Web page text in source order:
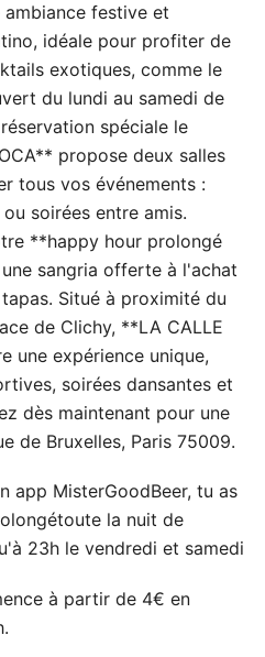
ambiance festive et
idéale pour profiter de
exotiques, comme le
du lundi au samedi de
spéciale le
propose deux salles
tous vos événements :
soirées entre amis.
**happy hour prolongé
sangria offerte à l'achat
Situé à proximité du
de Clichy, **LA CALLE
une expérience unique,
soirées dansantes et
dès maintenant pour une
de Bruxelles, Paris 75009.
app MisterGoodBeer, tu as
la nuit de
23h le vendredi et samedi
à partir de 4€ en